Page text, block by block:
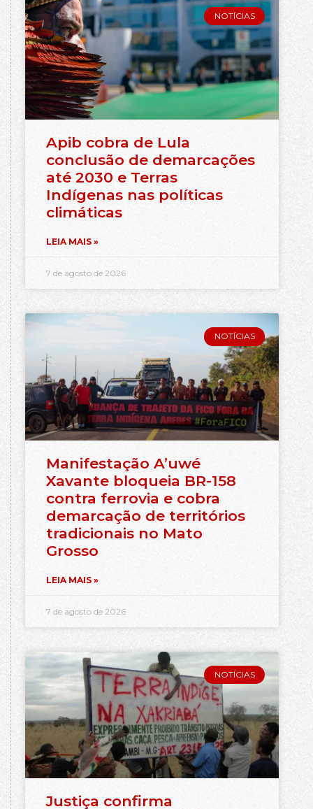
NOTÍCIAS
Apib cobra de Lula
conclusão de demarcações
até 2030 e Terras
Indígenas nas políticas
climáticas
LEIA MAIS »
7 de agosto de 2026
NOTÍCIAS
Manifestação A’uwé
Xavante bloqueia BR-158
contra ferrovia e cobra
demarcação de territórios
tradicionais no Mato
Grosso
LEIA MAIS »
7 de agosto de 2026
NOTÍCIAS
Justiça confirma